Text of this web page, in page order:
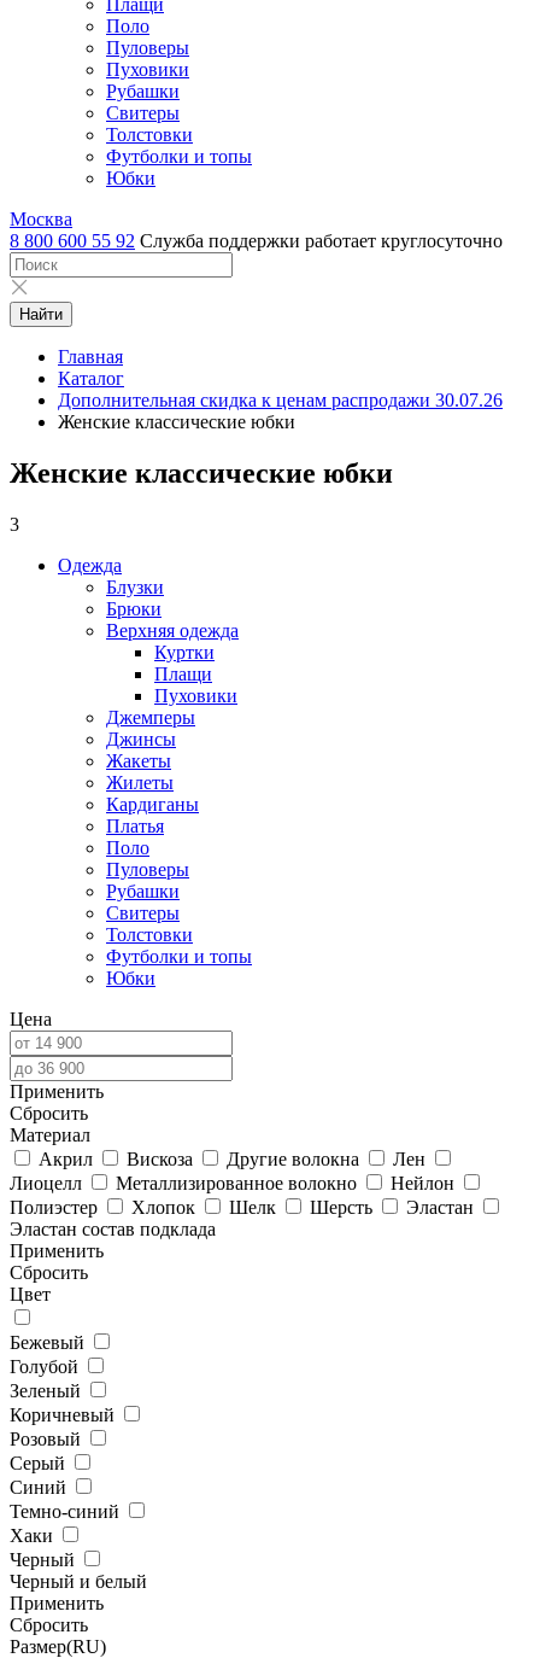
Поло
Пуловеры
Пуховики
Рубашки
Свитеры
Толстовки
Футболки и топы
Юбки
Москва
8 800 600 55 92 Служба поддержки работает круглосуточно
Найти
Главная
Каталог
Дополнительная скидка к ценам распродажи 30.07.26
Женские классические юбки
Женские классические юбки
3
Одежда
Блузки
Брюки
Верхняя одежда
Куртки
Плащи
Пуховики
Джемперы
Джинсы
Жакеты
Жилеты
Кардиганы
Платья
Поло
Пуловеры
Рубашки
Свитеры
Толстовки
Футболки и топы
Юбки
Цена
Применить
Cбросить
Материал
Акрил
Вискоза Другие волокна
Лен
Лиоцелл
Металлизированное волокно
Нейлон
Полиэстер
Хлопок Шелк Шерсть
Эластан
Эластан состав подклада
Применить
Cбросить
Цвет
Бежевый
Голубой
Зеленый
Коричневый
Розовый
Серый
Синий
Темно-синий
Хаки
Черный
Черный и белый
Применить
Cбросить
Размер(RU)